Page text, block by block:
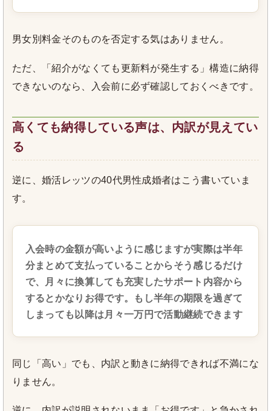
男女別料金そのものを否定する気はありません。
ただ、「紹介がなくても更新料が発生する」構造に納得
できないのなら、入会前に必ず確認しておくべきです。
高くても納得している声は、内訳が見えてい
る
逆に、婚活レッツの40代男性成婚者はこう書いていま
す。
入会時の金額が高いように感じますが実際は半年
分まとめて支払っていることからそう感じるだけ
で、月々に換算しても充実したサポート内容から
するとかなりお得です。もし半年の期限を過ぎて
しまっても以降は月々一万円で活動継続できます
同じ「高い」でも、内訳と動きに納得できれば不満にな
りません。